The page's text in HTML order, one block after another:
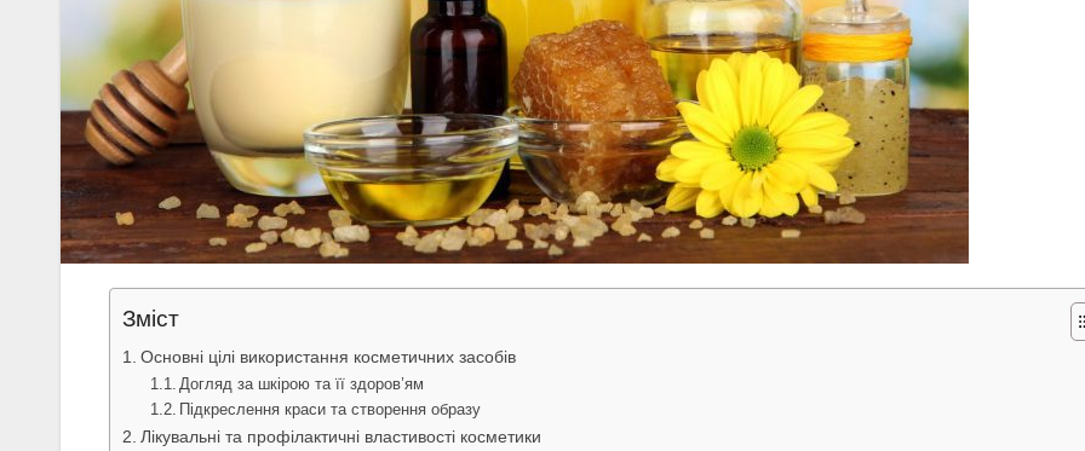
Зміст
Основні цілі використання косметичних засобів
Догляд за шкірою та її здоров’ям
Підкреслення краси та створення образу
Лікувальні та профілактичні властивості косметики